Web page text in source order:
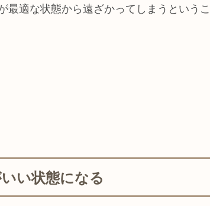
最適な状態から遠ざかってしまうというこ
い状態になる